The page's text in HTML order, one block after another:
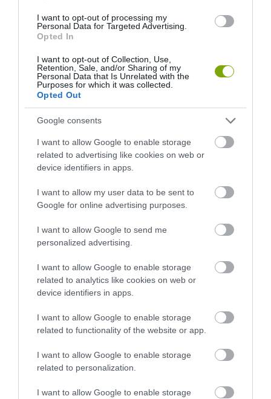
I want to opt-out of processing my
Personal Data for Targeted Advertising.
Opted In
I want to opt-out of Collection, Use,
Retention, Sale, and/or Sharing of my
Personal Data that Is Unrelated with the
Purposes for which it was collected.
Opted Out
Google consents
I want to allow Google to enable storage
related to advertising like cookies on web or
device identifiers in apps.
I want to allow my user data to be sent to
Google for online advertising purposes.
I want to allow Google to send me
personalized advertising.
I want to allow Google to enable storage
related to analytics like cookies on web or
device identifiers in apps.
I want to allow Google to enable storage
related to functionality of the website or app.
I want to allow Google to enable storage
related to personalization.
I want to allow Google to enable storage
ELŐZŐ CIKK
HIHETETLEN: A MÉHRAJ 2 NAPIG KÖVETETT EGY AUTÓT, HOGY
KÖVETKEZŐ CIKK
ÁLMOS MINDENNAPOK: 20 KÉP, AMIKOR VALAKIT
SZUNYÓKÁLÁSON KAPTAK
HASONLÓ ÉRDEKESSÉGEK
KIRÁNDULÁS A
ARBORÉTUMBA
2026-08-04
KIRÁNDULÁS PANNONHALMA
SZŐLŐ ÉS KOMLÓ